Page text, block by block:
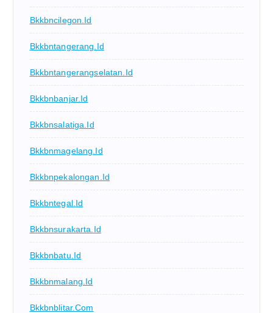
Bkkbncilegon.id
Bkkbntangerang.id
Bkkbntangerangselatan.id
Bkkbnbanjar.id
Bkkbnsalatiga.id
Bkkbnmagelang.id
Bkkbnpekalongan.id
Bkkbntegal.id
Bkkbnsurakarta.id
Bkkbnbatu.id
Bkkbnmalang.id
Bkkbnblitar.com